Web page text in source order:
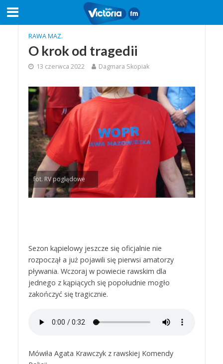
RAWA MAZ.
O krok od tragedii
13 czerwca 2022 Dagmara Skopiak
fot. RV poglądowe
Sezon kąpielowy jeszcze się oficjalnie nie
rozpoczął a już pojawili się pierwsi amatorzy
pływania. Wczoraj w powiecie rawskim dla
jednego z kąpiących się popołudnie mogło
zakończyć się tragicznie.
Mówiła Agata Krawczyk z rawskiej Komendy